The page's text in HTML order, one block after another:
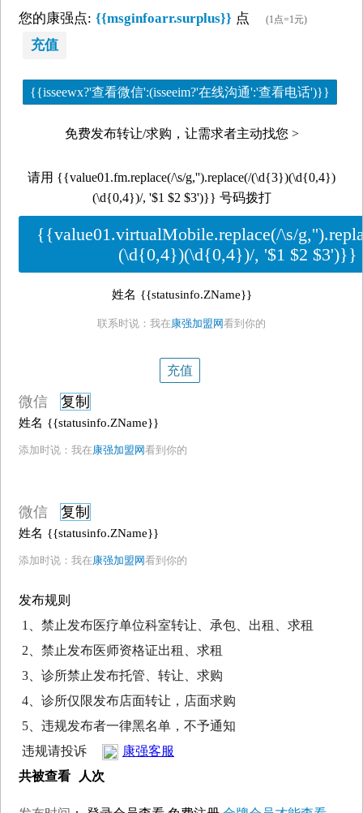
您的康强点: {{msginfoarr.surplus}} 点 (1点=1元)
充值
{{isseewx?'查看微信':(isseeim?'在线沟通':'查看电话')}}
免费发布转让/求购，让需求者主动找您 >
请用 {{value01.fm.replace(/\s/g,'').replace(/(\d{3})(\d{0,4})
(\d{0,4})/, '$1 $2 $3')}} 号码拨打
{{value01.virtualMobile.replace(/\s/
(\d{0,4})(\d{0,4})/, '$1 $2 $3')}}
姓名 {{statusinfo.ZName}}
联系时说：我在康强加盟网看到你的
充值
微信 复制
姓名 {{statusinfo.ZName}}
添加时说：我在康强加盟网看到你的
微信 复制
姓名 {{statusinfo.ZName}}
添加时说：我在康强加盟网看到你的
发布规则
1、禁止发布医疗单位科室转让、承包、出租、求租
2、禁止发布医师资格证出租、求租
3、诊所禁止发布托管、转让、求购
4、诊所仅限发布店面转让，店面求购
5、违规发布者一律黑名单，不予通知
违规请投诉
康强客服
共被查看
人次